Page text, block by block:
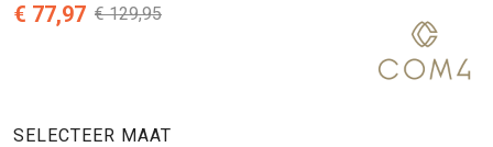
€ 129,95
€ 77,97
SELECTEER MAAT